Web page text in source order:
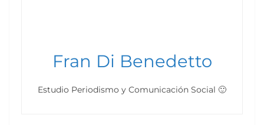
Fran Di Benedetto
Estudio Periodismo y Comunicación Social 🙂